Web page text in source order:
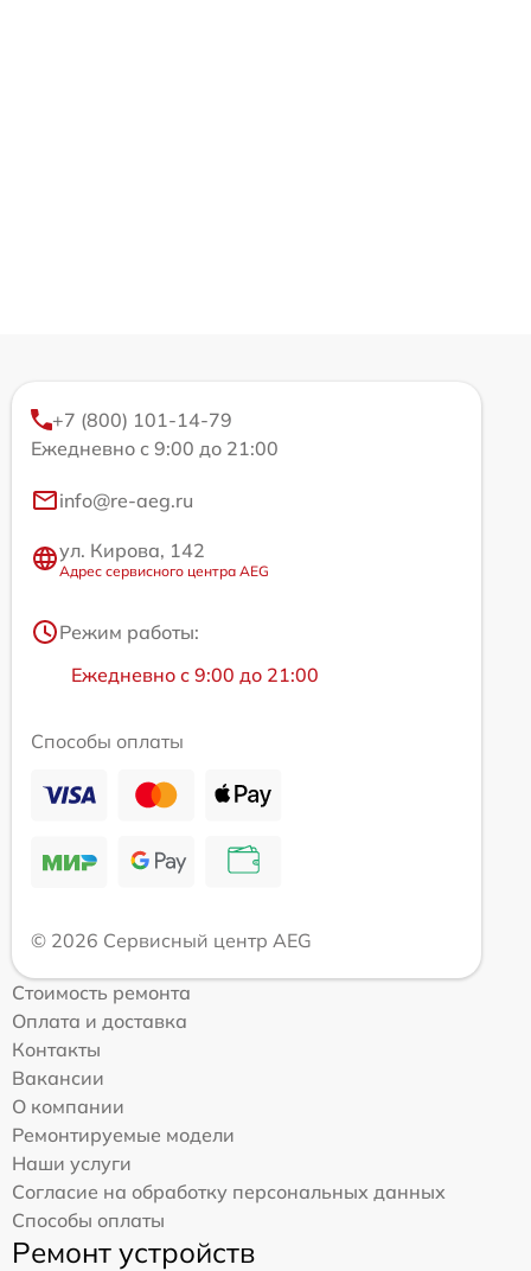
+7 (800) 101-14-79
Ежедневно с 9:00 до 21:00
info@re-aeg.ru
ул. Кирова, 142
Адрес сервисного центра AEG
Режим работы:
Ежедневно с 9:00 до 21:00
Способы оплаты
© 2026 Сервисный центр AEG
Стоимость ремонта
Оплата и доставка
Контакты
Вакансии
О компании
Ремонтируемые модели
Наши услуги
Согласие на обработку персональных данных
Способы оплаты
Ремонт устройств